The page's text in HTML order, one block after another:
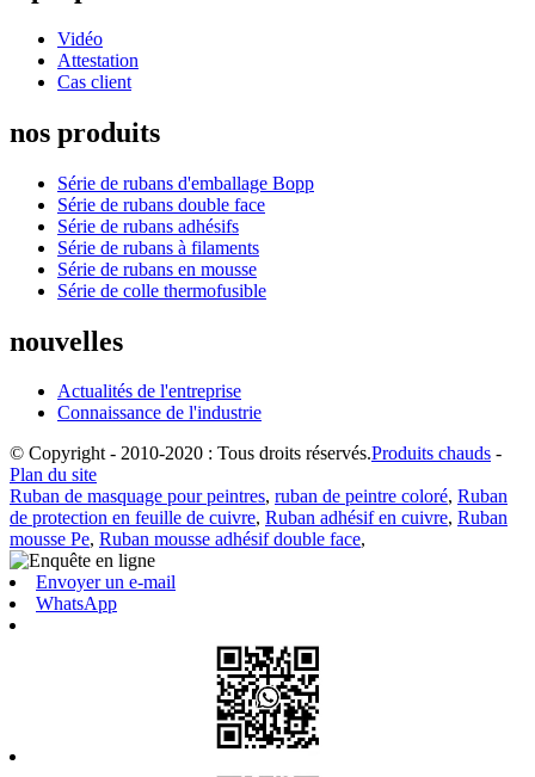
Vidéo
Attestation
Cas client
nos produits
Série de rubans d'emballage Bopp
Série de rubans double face
Série de rubans adhésifs
Série de rubans à filaments
Série de rubans en mousse
Série de colle thermofusible
nouvelles
Actualités de l'entreprise
Connaissance de l'industrie
© Copyright - 2010-2020 : Tous droits réservés.Produits chauds -
Plan du site
Ruban de masquage pour peintres, ruban de peintre coloré, Ruban
de protection en feuille de cuivre, Ruban adhésif en cuivre, Ruban
mousse Pe, Ruban mousse adhésif double face,
Envoyer un e-mail
WhatsApp